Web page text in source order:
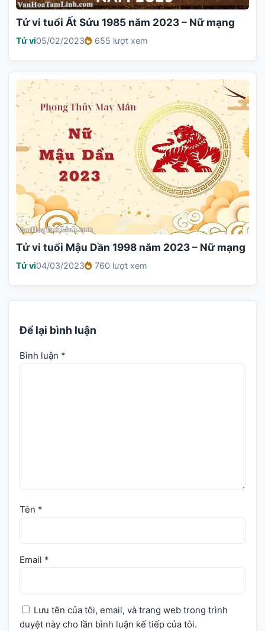
Tử vi tuổi Ất Sửu 1985 năm 2023 – Nữ mạng
Tử vi05/02/2023 655 lượt xem
Tử vi tuổi Mậu Dần 1998 năm 2023 – Nữ mạng
Tử vi04/03/2023 760 lượt xem
Để lại bình luận
Bình luận *
Tên *
Email *
Lưu tên của tôi, email, và trang web trong trình
duyệt này cho lần bình luận kế tiếp của tôi.